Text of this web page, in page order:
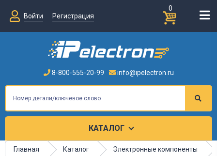
0
Войти
Регистрация
8-800-555-20-99 info@ipelectron.ru
КАТАЛОГ
Главная Каталог Электронные компоненты